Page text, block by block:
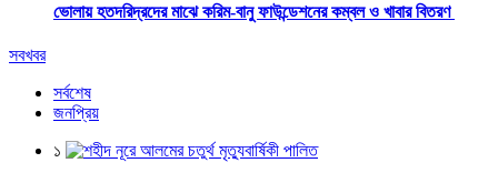
ভোলায় হতদরিদ্রদের মাঝে করিম-বানু ফাউন্ডেশনের কম্বল ও খাবার বিতরণ
সবখবর
সর্বশেষ
জনপ্রিয়
১